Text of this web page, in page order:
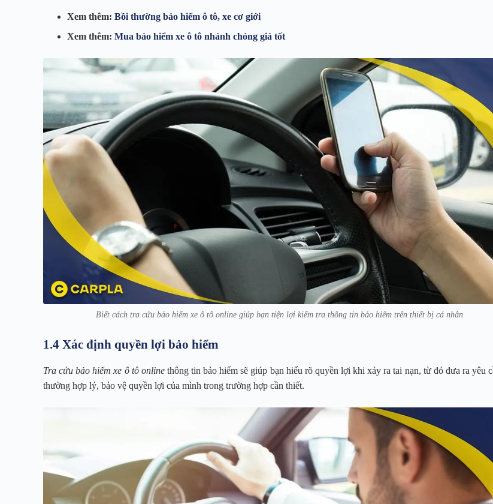
Xem thêm: Bồi thường bảo hiểm ô tô, xe cơ giới
Xem thêm: Mua bảo hiểm xe ô tô nhánh chóng giá tốt
Biết cách tra cứu bảo hiểm xe ô tô online giúp bạn tiện lợi kiểm tra thông tin bảo hiểm trên thiết bị cá nhân
1.4 Xác định quyền lợi bảo hiểm
Tra cứu bảo hiểm xe ô tô onlinethông tin bảo hiểm sẽ giúp bạn hiểu rõ quyền lợi khi xảy ra tai nạn, từ đó đưa ra yêu
thường hợp lý, bảo vệ quyền lợi của mình trong trường hợp cần thiết.